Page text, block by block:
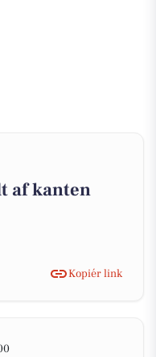
af kanten
Kopiér link